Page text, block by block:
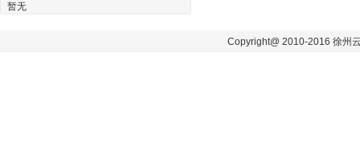
暂无
Copyright@ 2010-2016 徐州